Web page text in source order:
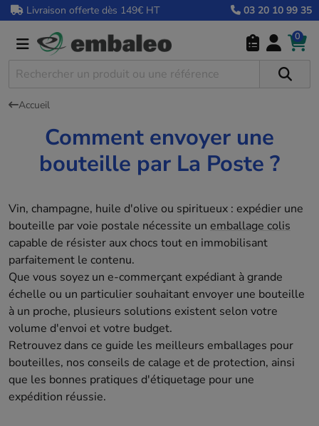
Livraison offerte dès 149€ HT 03 20 10 99 35
0
Accueil
Comment envoyer une
bouteille par La Poste ?
Vin, champagne, huile d'olive ou spiritueux : expédier une
bouteille par voie postale nécessite un emballage colis
capable de résister aux chocs tout en immobilisant
parfaitement le contenu.
Que vous soyez un e-commerçant expédiant à grande
échelle ou un particulier souhaitant envoyer une bouteille
à un proche, plusieurs solutions existent selon votre
volume d'envoi et votre budget.
Retrouvez dans ce guide les meilleurs emballages pour
bouteilles, nos conseils de calage et de protection, ainsi
que les bonnes pratiques d'étiquetage pour une
expédition réussie.